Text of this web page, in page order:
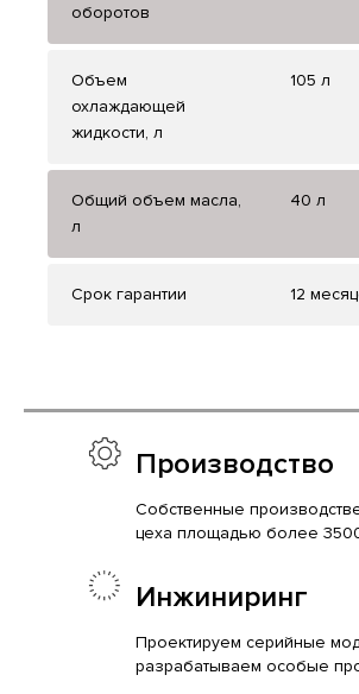
оборотов
Объем
охлаждающей
жидкости, л
105 л
Общий объем масла,
л
40 л
Срок гарантии 12
Производство
Собственные
цеха площадью более
Инжиниринг
Проектируем серийные
разрабатываем особые